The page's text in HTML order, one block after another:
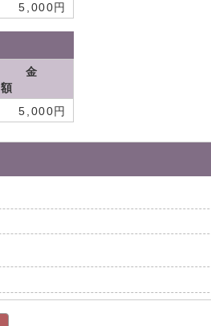
5,000円
金
額
5,000円